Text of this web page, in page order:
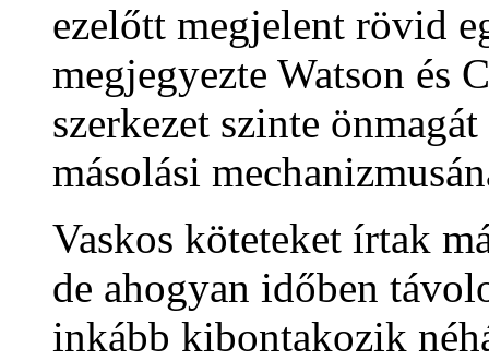
ezelőtt megjelent rövid
megjegyezte Watson és
szerkezet szinte
másolási
Vaskos köteteket írtak
de ahogyan időben
inkább kibontakozik